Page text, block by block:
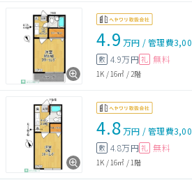
4.9 万円 /管理費
敷 4.9万円 礼 無料
1K /16㎡ /2階
4.8万円 /管理費
敷 4.8万円 礼 無料
1K /16㎡ /1階